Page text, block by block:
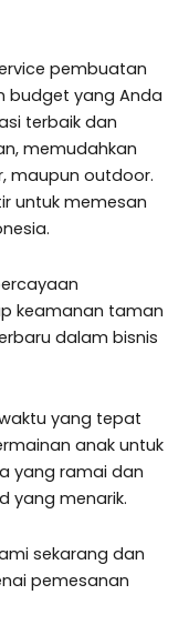
pembuatan
budget yang Anda
terbaik dan
memudahkan
maupun outdoor.
untuk memesan
keamanan taman
dalam bisnis
yang tepat
anak untuk
yang ramai dan
yang menarik.
sekarang dan
pemesanan